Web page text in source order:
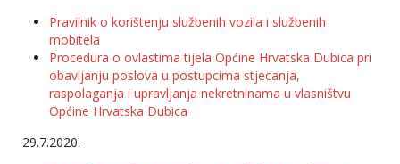
Pravilnik o korištenju službenih vozila i službenih
mobitela
Procedura o ovlastima tijela Općine Hrvatska Dubica pri
obavljanju poslova u postupcima stjecanja,
raspolaganja i upravljanja nekretninama u vlasništvu
Općine Hrvatska Dubica
29.7.2020.